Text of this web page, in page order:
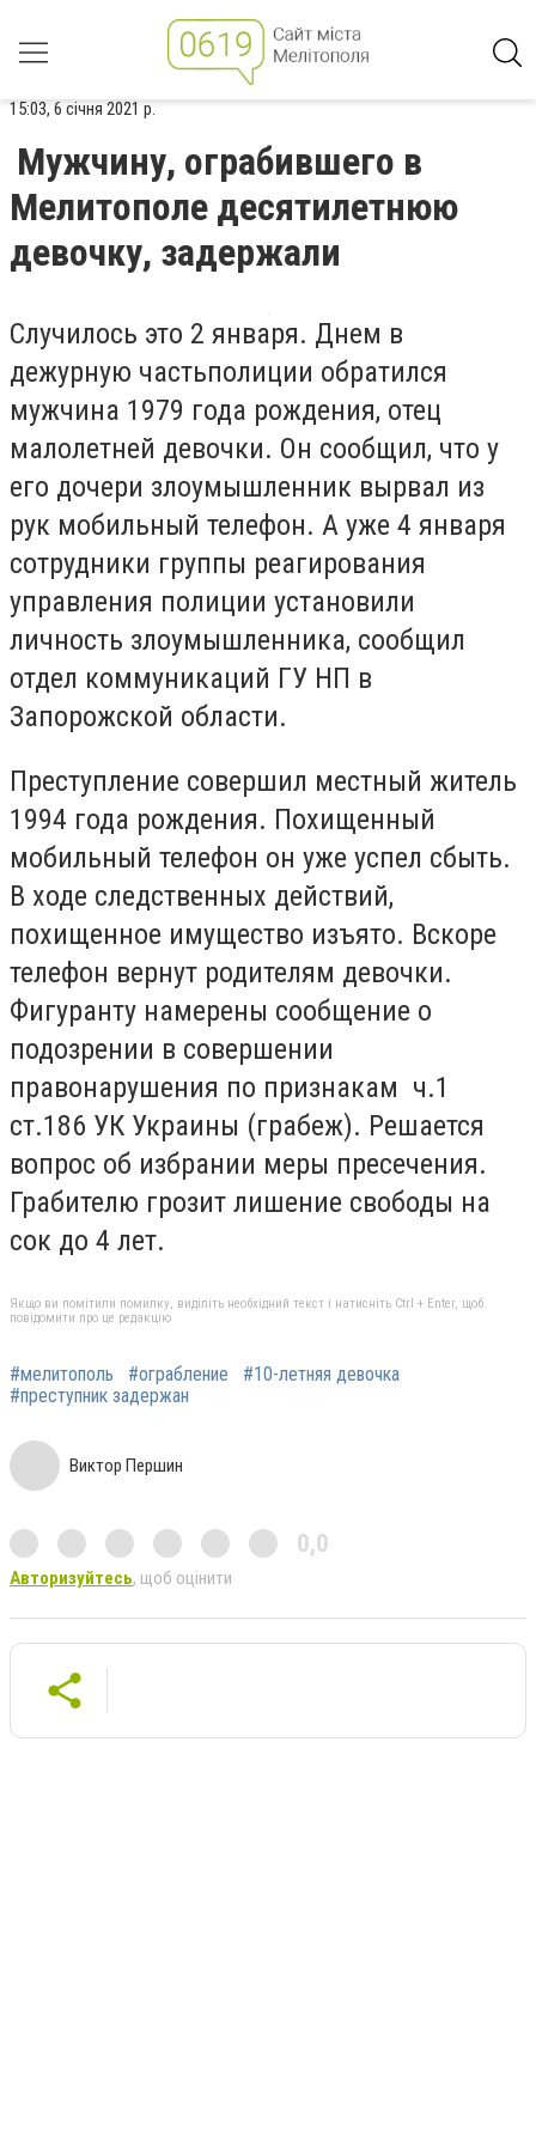
15:03, 6 січня 2021 р.
Мужчину, ограбившего в
Мелитополе десятилетнюю
девочку, задержали
Случилось это 2 января. Днем в
дежурную частьполиции обратился
мужчина 1979 года рождения, отец
малолетней девочки. Он сообщил, что у
его дочери злоумышленник вырвал из
рук мобильный телефон. А уже 4 января
сотрудники группы реагирования
управления полиции установили
личность злоумышленника, сообщил
отдел коммуникаций ГУ НП в
Запорожской области.
Преступление совершил местный житель
1994 года рождения. Похищенный
мобильный телефон он уже успел сбыть.
В ходе следственных действий,
похищенное имущество изъято. Вскоре
телефон вернут родителям девочки.
Фигуранту намерены сообщение о
подозрении в совершении
правонарушения по признакам ч.1
ст.186 УК Украины (грабеж). Решается
вопрос об избрании меры пресечения.
Грабителю грозит лишение свободы на
сок до 4 лет.
Якщо ви помітили помилку, виділіть необхідний текст і натисніть Ctrl + Enter, щоб
повідомити про це редакцію
#мелитополь #ограбление
#10-летняя девочка
#преступник задержан
Виктор Першин
0,0
Авторизуйтесь, щоб оцінити